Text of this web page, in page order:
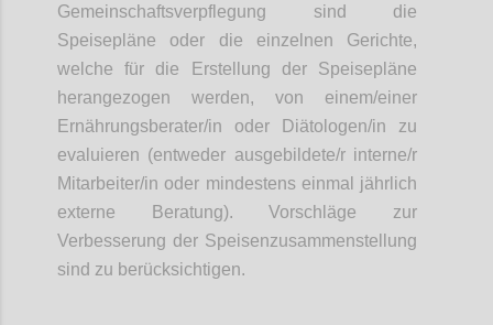
Gemeinschaftsverpflegung sind die
Speisepläne oder die einzelnen Gerichte,
welche für die Erstellung der Speisepläne
herangezogen werden, von einem/einer
Ernährungsberater/in oder
Diätologen/in zu
evaluieren (entweder ausgebildete/r interne/r
Mitarbeiter/in oder mindestens einmal jährlich
externe Beratung). Vorschläge zur
Verbesserung der Speisenzusammenstellung
sind zu berücksichtigen.